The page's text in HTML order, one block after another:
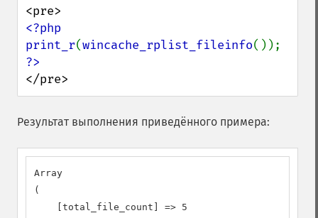
<?php
print_r(wincache_rplist_fileinfo
</pre>
Результат выполнения приведённого примера:
Array
(
    [total_file_count] => 5